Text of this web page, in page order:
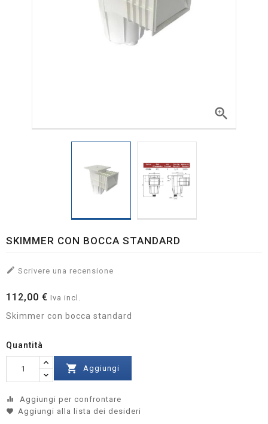

SKIMMER CON BOCCA STANDARD
 Scrivere una recensione
112,00 € Iva incl.
Skimmer con bocca standard
Quantità
 Aggiungi
equalizer
Aggiungi per confrontare
Aggiungi alla lista dei desideri